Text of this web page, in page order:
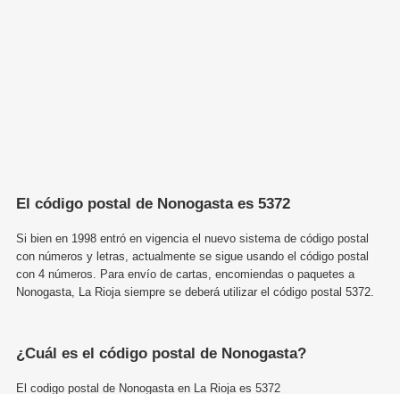
El código postal de Nonogasta es 5372
Si bien en 1998 entró en vigencia el nuevo sistema de código postal
con números y letras, actualmente se sigue usando el código postal
con 4 números. Para envío de cartas, encomiendas o paquetes a
Nonogasta, La Rioja siempre se deberá utilizar el código postal 5372.
¿Cuál es el código postal de Nonogasta?
El codigo postal de Nonogasta en La Rioja es 5372